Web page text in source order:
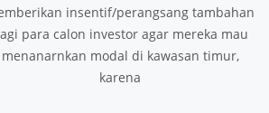
insentif/perangsang tambahan
para calon investor agar mereka mau
menanarnkan modal di kawasan timur,
karena